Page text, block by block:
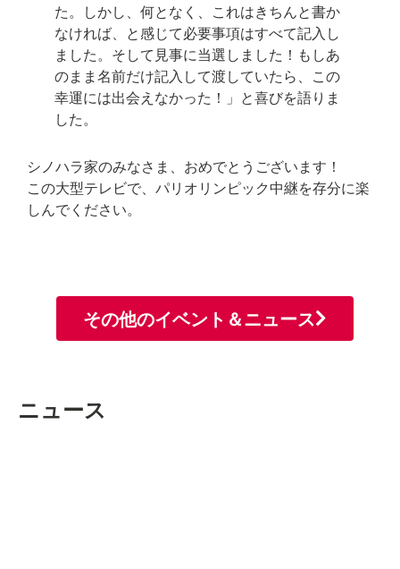
た。しかし、何となく、これはきちんと書か
なければ、と感じて必要事項はすべて記入し
ました。そして見事に当選しました！もしあ
のまま名前だけ記入して渡していたら、この
幸運には出会えなかった！」と喜びを語りま
した。
シノハラ家のみなさま、おめでとうございます！
この大型テレビで、パリオリンピック中継を存分に楽
しんでください。
その他のイベント＆ニュース
ニュース